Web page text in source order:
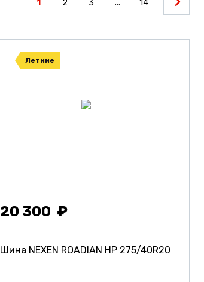
1 2 3 ... 14
Летние
20 300
Шина NEXEN ROADIAN HP 275/40R20